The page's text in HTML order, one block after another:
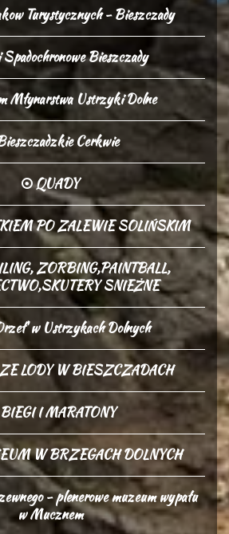
Turystycznych - Bieszczady
Bieszczady
Młynarstwa Ustrzyki Dolne
Cerkwie
QUADY
PO ZALEWIE SOLIŃSKIM
ZORBING,PAINTBALL,
SNIEŻNE
w Ustrzykach Dolnych
LODY W BIESZCZADACH
I MARATONY
W BRZEGACH DOLNYCH
- plenerowe muzeum wypału
w Mucznem